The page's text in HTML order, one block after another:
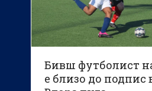
Бивш футболист
е близо до подпис